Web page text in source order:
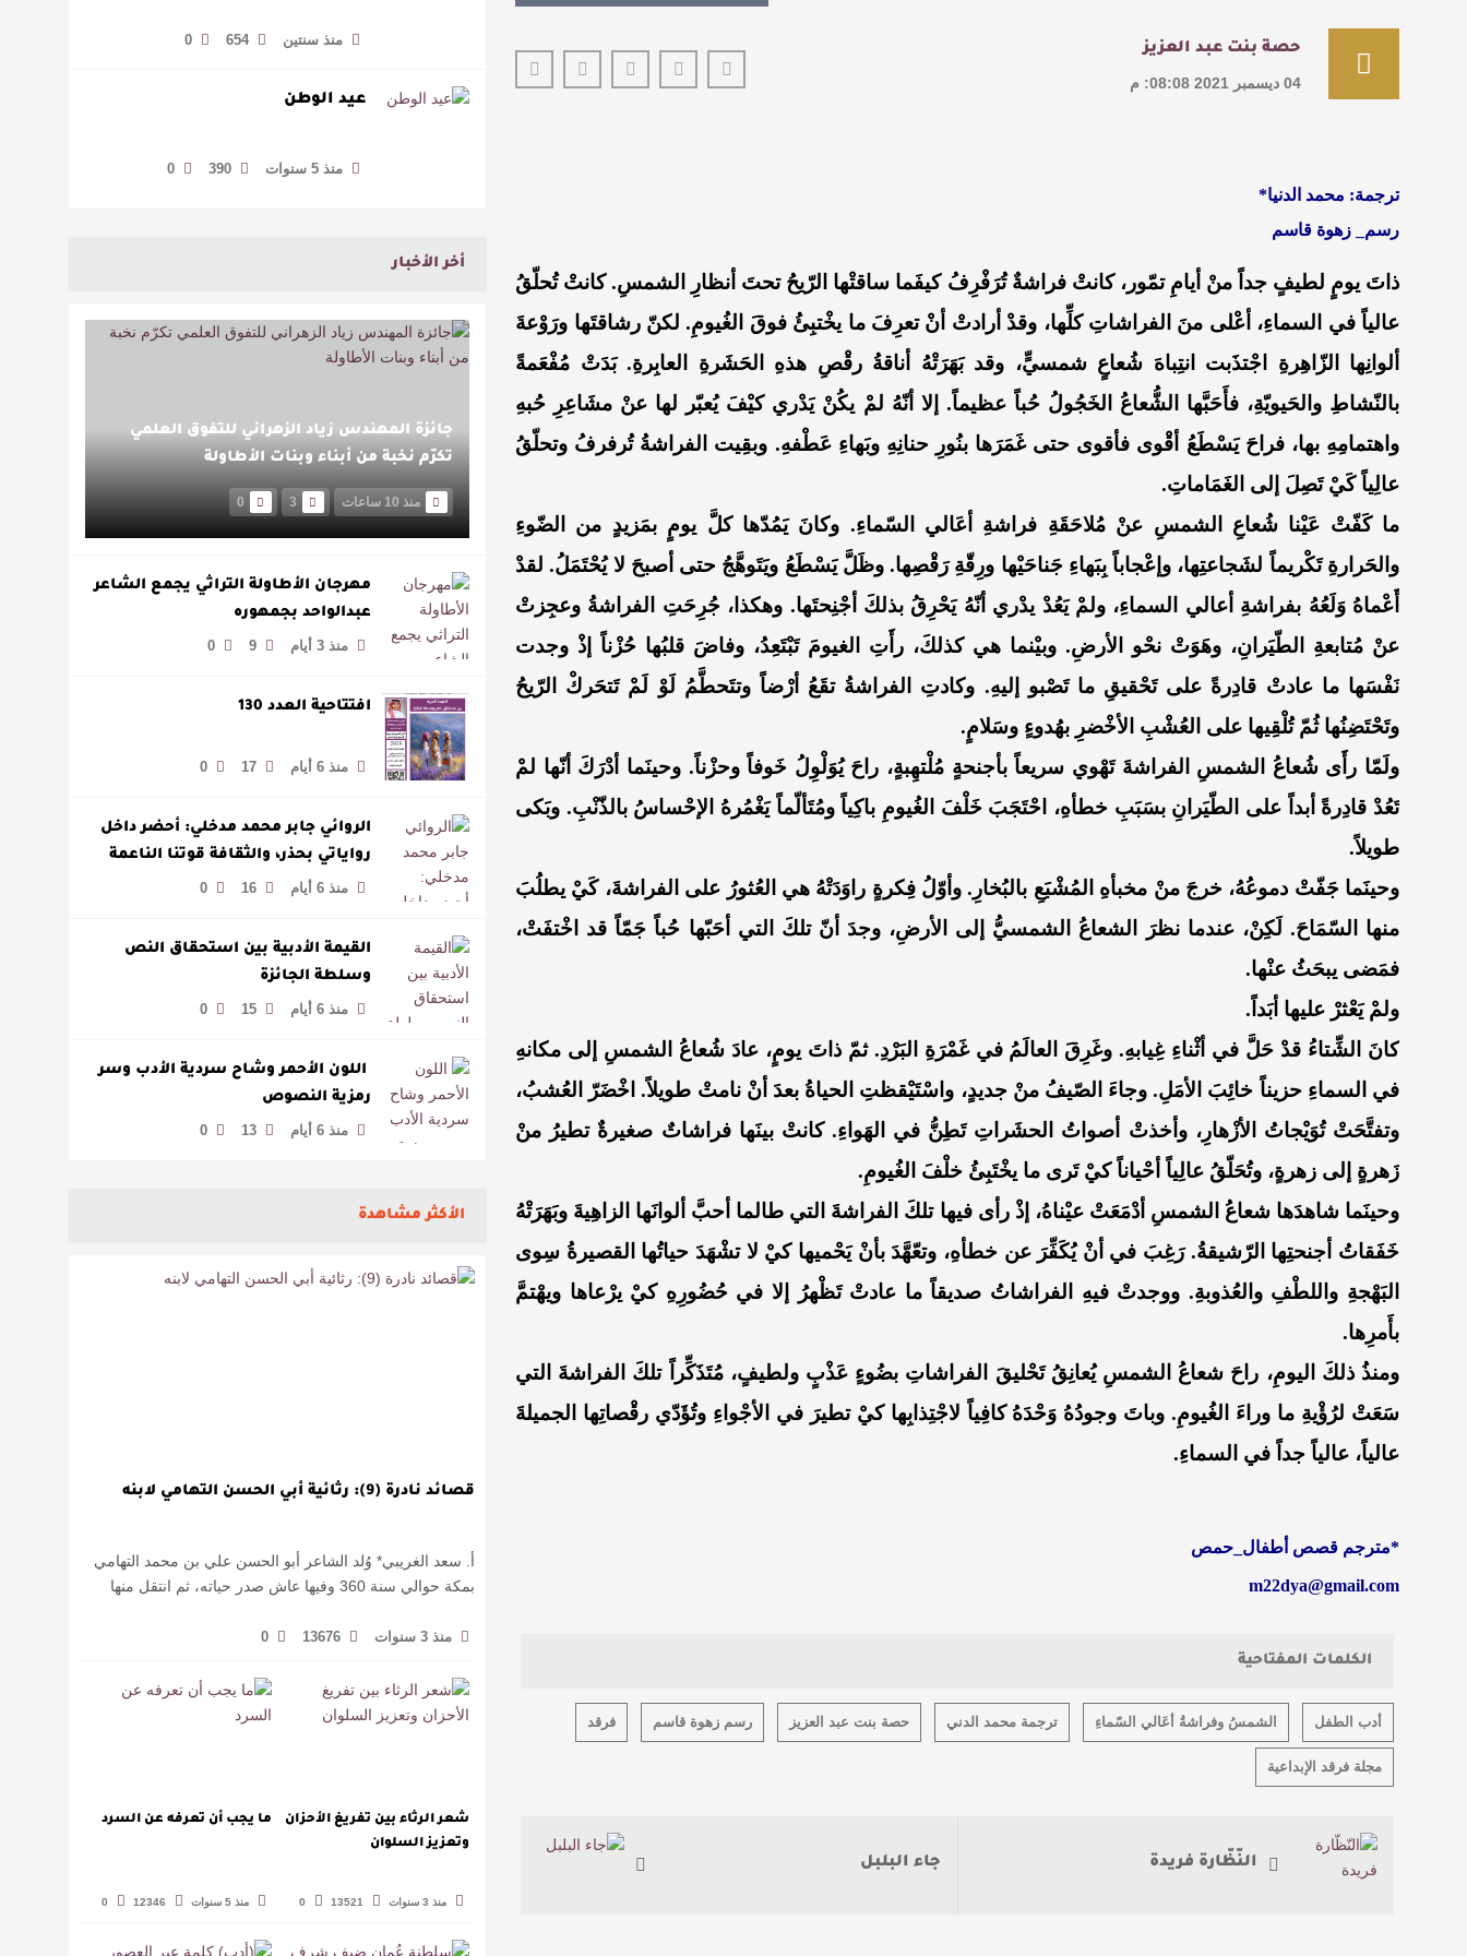
منذ سنتين 654
0
عيد الوطن
منذ 5 سنوات 390
0
أخر الأخبار
جائزة المهندس زياد الزهراني للتفوق العلمي
تكرّم نخبة من أبناء وبنات الأطاولة
منذ 10 ساعات 3
0
مهرجان الأطاولة التراثي يجمع الشاعر
عبدالواحد بجمهوره
منذ 3 أيام
9
0
افتتاحية العدد 130
منذ 6 أيام 17
0
الروائي جابر محمد مدخلي: أحضر داخل
رواياتي بحذر، والثقافة قوتنا الناعمة
لمخاطبة العالم.
منذ 6 أيام 16
0
القيمة الأدبية بين استحقاق النص
وسلطة الجائزة
منذ 6 أيام
15
0
​ اللون الأحمر وشاح سردية الأدب وسر
رمزية النصوص
منذ 6 أيام
13
0
الأكثر مشاهدة
قصائد نادرة (9): رثائية أبي الحسن التهامي لابنه
أ. سعد الغريبي* وُلد الشاعر أبو الحسن علي بن محمد التهامي
بمكة حوالي سنة 360 وفيها عاش صدر حياته، ثم انتقل منها
منذ 3 سنوات 13676
0
شعر الرثاء بين تفريغ الأحزان
وتعزيز السلوان
منذ 3 سنوات 13521
0
ما يجب أن تعرفه عن السرد
منذ 5 سنوات 12346
0
حصة بنت عبد العزيز
04 ديسمبر 2021 08:08: م
ترجمة: محمد الدنيا*
رسم_ زهوة قاسم
ذاتَ يومٍ لطيفٍ جداً منْ أيامِ تمّور، كانتْ فراشةٌ تُرَفْرِفُ كيفَما ساقتْها الرّيحُ تحتَ أنظارِ الشمسِ. كانتْ تُحلّقُ
عالياً في السماءِ، أعْلى منَ الفراشاتِ كلِّها، وقدْ أرادتْ أنْ تعرِفَ ما يخْتبِئُ فوقَ الغُيومِ. لكنّ رشاقتَها ورَوْعةَ
ألوانِها الزّاهِرةِ اجْتذَبت انتِباهَ شُعاعٍ شمسيٍّ، وقد بَهَرَتْهُ أناقةُ رقْصِ هذهِ الحَشَرةِ العابِرةِ. بَدَتْ مُفْعَمةً
بالنّشاطِ والحَيويّةِ، فأَحَبَّها الشُّعاعُ الخَجُولُ حُباً عظيماً. إلا أنّهُ لمْ يكُنْ يَدْري كيْفَ يُعبّر لها عنْ مشَاعِرِ حُبهِ
واهتمامِهِ بها، فراحَ يَسْطَعُ أقْوى فأقوى حتى غَمَرَها بنُورِ حنانِهِ وبَهاءِ عَطْفهِ. وبقِيت الفراشةُ تُرفرفُ وتحلّقُ
عالِياً كَيْ تَصِلَ إلى الغَمَاماتِ.
ما كَفّتْ عَيْنا شُعاعِ الشمسِ عنْ مُلاحَقَةِ فراشةِ أعَالي السّماءِ. وكانَ يَمُدّها كلَّ يومٍ بمَزيدٍ من الضّوءِ
والحَرارةِ تَكْريماً لشَجاعتِها، وإعْجاباً بِبَهاءِ جَناحَيْها ورِقّةِ رَقْصِها. وظَلَّ يَسْطَعُ ويَتَوهَّجُ حتى أصبحَ لا يُحْتَمَلُ. لقدْ
أَعْماهُ وَلَعُهُ بفراشةِ أعالي السماءِ، ولمْ يَعُدْ يدْري أنّهُ يَحْرِقُ بذلكَ أجْنِحتَها. وهكذا، جُرِحَتِ الفراشةُ وعجِزتْ
عنْ مُتابعةِ الطّيَرانِ، وهَوَتْ نحْو الأرضِ. وبيْنما هي كذلكَ، رأَتِ الغيومَ تَبْتَعِدُ، وفاضَ قلبُها حُزْناً إذْ وجدت
نَفْسَها ما عادتْ قادِرةً على تَحْقيقِ ما تَصْبو إليهِ. وكادتِ الفراشةُ تقَعُ أرْضاً وتتَحطَّمُ لَوْ لَمْ تَتحَركْ الرّيحُ
وتَحْتَضِنُها ثُمّ تُلْقِيها على العُشْبِ الأخْضرِ بهُدوءٍ وسَلامٍ.
ولَمّا رأَى شُعاعُ الشمسِ الفراشةَ تَهْوي سريعاً بأجنحةٍ مُلْتهِبةٍ، راحَ يُوَلْوِلُ خَوفاً وحزْناً. وحينَما أدْرَكَ أنّها لمْ
تَعُدْ قادِرةً أبداً على الطّيَرانِ بسَبَبِ خطأهِ، احْتَجَبَ خَلْفَ الغُيومِ باكِياً ومُتَألّماً يَغْمُرهُ الإحْساسُ بالذّنْبِ. وبَكى
طويلاً.
وحينَما جَفّتْ دموعُهُ، خرجَ منْ مخبأهِ المُشْبَعِ بالبُخارِ. وأوّلُ فِكرةٍ راوَدَتْهُ هي العُثورُ على الفراشةَ، كَيْ يطلُبَ
منها السّمَاحَ. لَكِنْ، عندما نظرَ الشعاعُ الشمسيُّ إلى الأرضِ، وجدَ أنّ تلكَ التي أحَبّها حُباً جَمّاً قد اخْتفَتْ،
فمَضى يبحَثُ عنْها.
ولمْ يَعْثرْ عليها أبَداً.
كانَ الشِّتاءُ قدْ حَلَّ في أثْناءِ غِيابهِ. وغَرِقَ العالَمُ في غَمْرَةِ البَرْدِ. ثمّ ذاتَ يومٍ، عادَ شُعاعُ الشمسِ إلى مكانهِ
في السماءِ حزيناً خائِبَ الأمَلِ. وجاءَ الصّيفُ منْ جديدٍ، واسْتَيْقظتِ الحياةُ بعدَ أنْ نامتْ طويلاً. اخْضَرّ العُشبُ،
وتفتَّحَتْ تُوَيْجاتُ الأزْهارِ، وأخذتْ أصواتُ الحشَراتِ تَطِنُّ في الهَواءِ. كانتْ بينَها فراشاتٌ صغيرةٌ تطيرُ منْ
زَهرةٍ إلى زهرةٍ، وتُحَلّقُ عالِياً أحْياناً كيْ تَرى ما يخْتَبِئُ خلْفَ الغُيومِ.
وحينَما شاهدَها شعاعُ الشمسِ أدْمَعَتْ عيْناهُ، إذْ رأى فيها تلكَ الفراشةَ التي طالما أحبَّ ألوانَها الزاهِيةَ وبَهَرَتْهُ
خَفَقاتُ أجنحتِها الرّشيقةُ. رَغِبَ في أنْ يُكَفِّرَ عن خطأهِ، وتعّهَّدَ بأنْ يَحْميها كيْ لا تشْهَدَ حياتُها القصيرةُ سِوى
البَهْجةِ واللطْفِ والعُذوبةِ. ووجدتْ فيهِ الفراشاتُ صديقاً ما عادتْ تَظْهرُ إلا في حُضُورِهِ كيْ يرْعاها ويهْتمَّ
بأَمرِها.
ومنذُ ذلكَ اليومِ، راحَ شعاعُ الشمسِ يُعانِقُ تَحْليقَ الفراشاتِ بضُوءٍ عَذْبٍ ولطيفٍ، مُتَذَكِّراً تلكَ الفراشةَ التي
سَعَتْ لرُؤْيةِ ما وراءَ الغُيومِ. وباتَ وجودُهُ وَحْدَهُ كافِياً لاجْتِذابِها كيْ تطيرَ في الأجْواءِ وتُؤَدّي رقْصاتِها الجميلةَ
عالياً، عالياً جداً في السماءِ.
*مترجم قصص أطفال_حمص
m22dya@gmail.com
الكلمات المفتاحية
أدب الطفل الشمسُ وفراشةُ أعَالي السّماءِ ترجمة محمد الدني حصة بنت عبد العزيز رسم زهوة قاسم فرقد
مجلة فرقد الإبداعية
النّظّارة فريدة جاء البلبل